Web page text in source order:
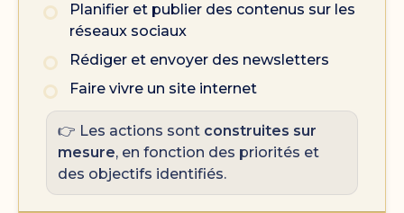
Planifier et publier des contenus sur les
réseaux sociaux
Rédiger et envoyer des newsletters
Faire vivre un site internet
👉 Les actions sont construites sur
mesure, en fonction des priorités et
des objectifs identifiés.